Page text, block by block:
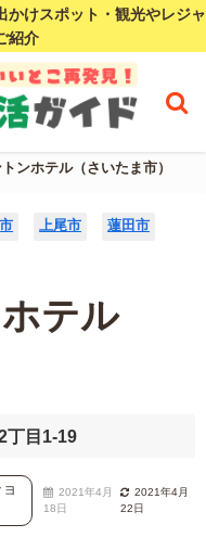
かけスポット・観光やレジャ
紹介
ンホテル（さいたま市）
上尾市 蓮田市
テル
丁目1-19
2021年4月
18日
2021年4月
22日